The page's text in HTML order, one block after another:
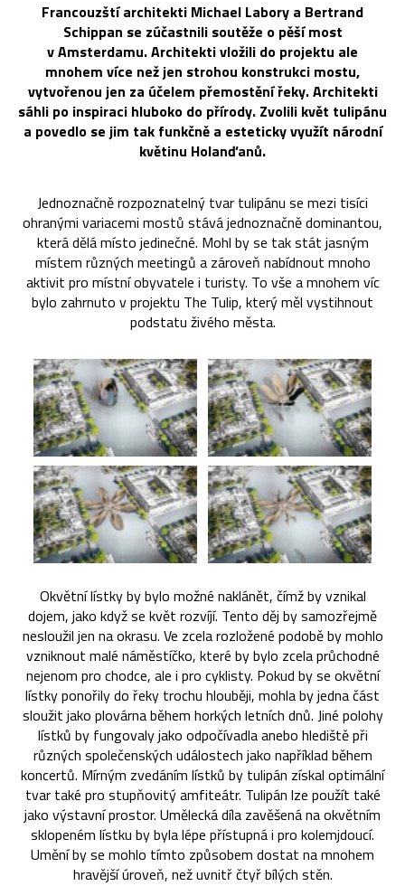
Francouzští architekti Michael Labory a Bertrand
Schippan se zúčastnili soutěže o pěší most
v Amsterdamu. Architekti vložili do projektu ale
mnohem více než jen strohou konstrukci mostu,
vytvořenou jen za účelem přemostění řeky. Architekti
sáhli po inspiraci hluboko do přírody. Zvolili květ tulipánu
a povedlo se jim tak funkčně a esteticky využít národní
květinu Holanďanů.
Jednoznačně rozpoznatelný tvar tulipánu se mezi tisíci
ohranými variacemi mostů stává jednoznačně dominantou,
která dělá místo jedinečné. Mohl by se tak stát jasným
místem různých meetingů a zároveň nabídnout mnoho
aktivit pro místní obyvatele i turisty. To vše a mnohem víc
bylo zahrnuto v projektu The Tulip, který měl vystihnout
podstatu živého města.
Okvětní lístky by bylo možné naklánět, čímž by vznikal
dojem, jako když se květ rozvíjí. Tento děj by samozřejmě
nesloužil jen na okrasu. Ve zcela rozložené podobě by mohlo
vzniknout malé náměstíčko, které by bylo zcela průchodné
nejenom pro chodce, ale i pro cyklisty. Pokud by se okvětní
lístky ponořily do řeky trochu hlouběji, mohla by jedna část
sloužit jako plovárna během horkých letních dnů. Jiné polohy
lístků by fungovaly jako odpočívadla anebo hlediště při
různých společenských událostech jako například během
koncertů. Mírným zvedáním lístků by tulipán získal optimální
tvar také pro stupňovitý amfiteátr. Tulipán lze použít také
jako výstavní prostor. Umělecká díla zavěšená na okvětním
sklopeném lístku by byla lépe přístupná i pro kolemjdoucí.
Umění by se mohlo tímto způsobem dostat na mnohem
hravější úroveň, než uvnitř čtyř bílých stěn.